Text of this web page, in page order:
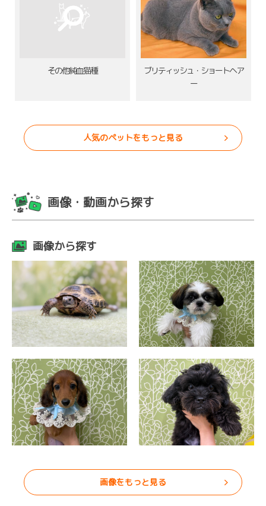
その他純血猫種
ブリティッシュ・ショートヘア
ー
人気のペットをもっと見る
画像・動画から探す
画像から探す
画像をもっと見る